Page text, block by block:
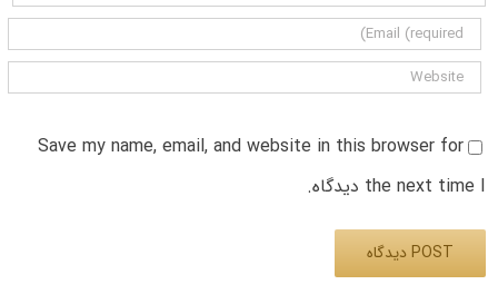
Save my name, email, and website in this browser for
the next time I دیدگاه.